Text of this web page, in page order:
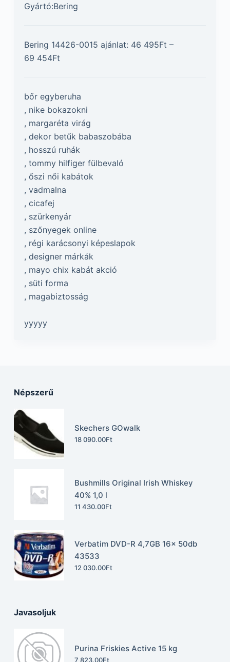
Gyártó:Bering
Bering 14426-0015 ajánlat: 46 495Ft –
69 454Ft
bőr egyberuha
, nike bokazokni
, margaréta virág
, dekor betűk babaszobába
, hosszú ruhák
, tommy hilfiger fülbevaló
, őszi női kabátok
, vadmalna
, cicafej
, szürkenyár
, szőnyegek online
, régi karácsonyi képeslapok
, designer márkák
, mayo chix kabát akció
, süti forma
, magabiztosság
yyyyy
Népszerű
Skechers GOwalk
18 090.00Ft
Bushmills Original Irish Whiskey
40% 1,0 l
11 430.00Ft
Verbatim DVD-R 4,7GB 16x 50db
43533
12 030.00Ft
Javasoljuk
Purina Friskies Active 15 kg
7 823.00Ft